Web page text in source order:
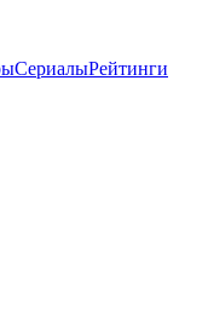
СериалыРейтинги